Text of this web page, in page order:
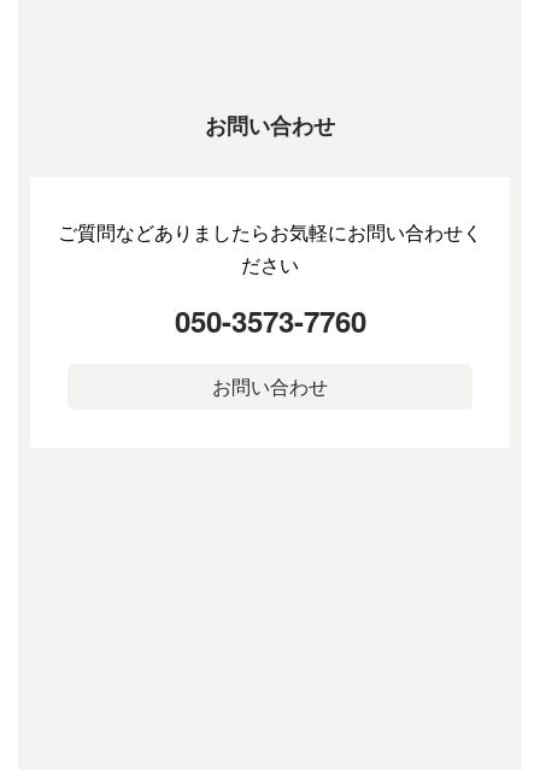
お問い合わせ
ご質問などありましたらお気軽にお問い合わせく
ださい
050-3573-7760
お問い合わせ